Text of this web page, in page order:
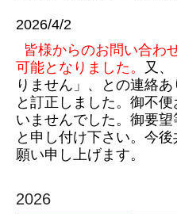
2026/4/2
皆様からのお問い合わ
可能となりました。 又
りません」、との連絡
と訂正しました。御不
いませんでした。御要
と申し付け下さい。今
願い申し上げます。
2026